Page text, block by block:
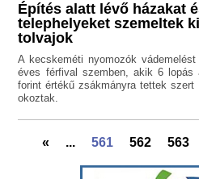
Építés alatt lévő házakat
telephelyeket szemeltek
tolvajok
A kecskeméti nyomozók
éves férfival szemben, akik 6 lopás
forint értékű zsákmányra tettek
okoztak.
« ... 561 562 563